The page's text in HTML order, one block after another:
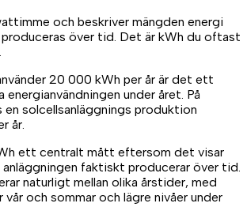
och beskriver mängden energi
produceras över tid. Det är kWh du oftast
20 000 kWh per år är det ett
under året. På
en solcellsanläggnings produktion
år.
ett centralt mått eftersom det visar
faktiskt producerar över tid.
naturligt mellan olika årstider, med
vår och sommar och lägre nivåer under